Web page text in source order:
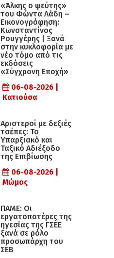
«Άλκης ο ψεύτης»
του Φώντα Λάδη –
Εικονογράφηση:
Κωνσταντίνος
Ρουγγέρης | Ξανά
στην κυκλοφορία με
νέο τόμο από τις
εκδόσεις
«Σύγχρονη Εποχή»
06-08-2026 |
Κατιούσα
Αριστεροί με δεξιές
τσέπες: Το
Υπαρξιακό και
Ταξικό Αδιέξοδο
της Επιβίωσης
06-08-2026 |
Μώμος
ΠΑΜΕ: Οι
εργατοπατέρες της
ηγεσίας της ΓΣΕΕ
ξανά σε ρόλο
προσωπάρχη του
ΣΕΒ